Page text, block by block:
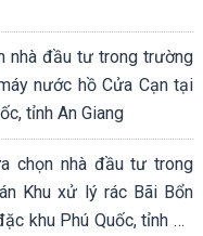
nhà đầu tư trong trường
nước hồ Cửa Cạn tại
tỉnh An Giang
chọn nhà đầu tư trong
Khu xử lý rác Bãi Bổn
khu Phú Quốc, tỉnh An